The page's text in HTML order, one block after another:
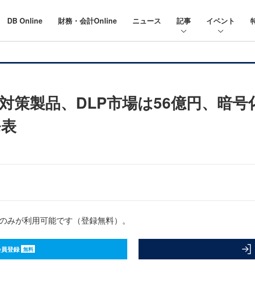
DB Online 財務・会計Online ニュース 記事 イベント
策製品、DLP市場は56億円、暗号
が利用可能です（登録無料）。
登録 無料